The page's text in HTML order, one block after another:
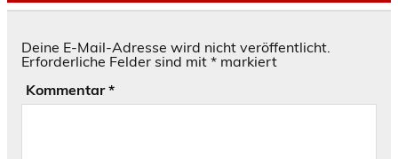
Deine E-Mail-Adresse wird nicht veröffentlicht.
Erforderliche Felder sind mit * markiert
Kommentar*